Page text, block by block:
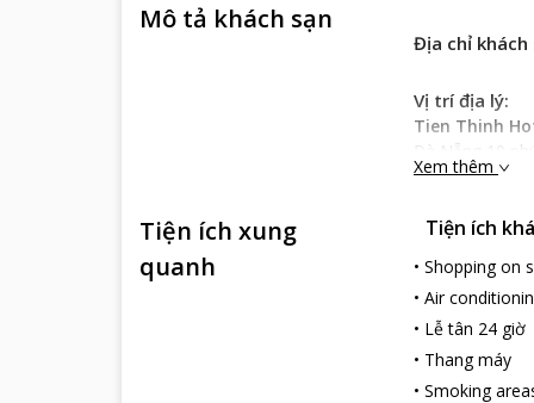
Mô tả khách sạn
Địa chỉ khách
Vị trí địa lý:
Tien Thinh
Đà Nẵng 10
kính 7km. Từ
Đặc điểm
Tien Thinh
sạn có mái
phút thoải
ngoại thất
khách sạn.
Dịch vụ khách
Xem thêm
Tiện ích xung
quanh
Tiện ích
• Shopping on
• Air
• Lễ tân 24 giờ
• Thang máy
• Smoking